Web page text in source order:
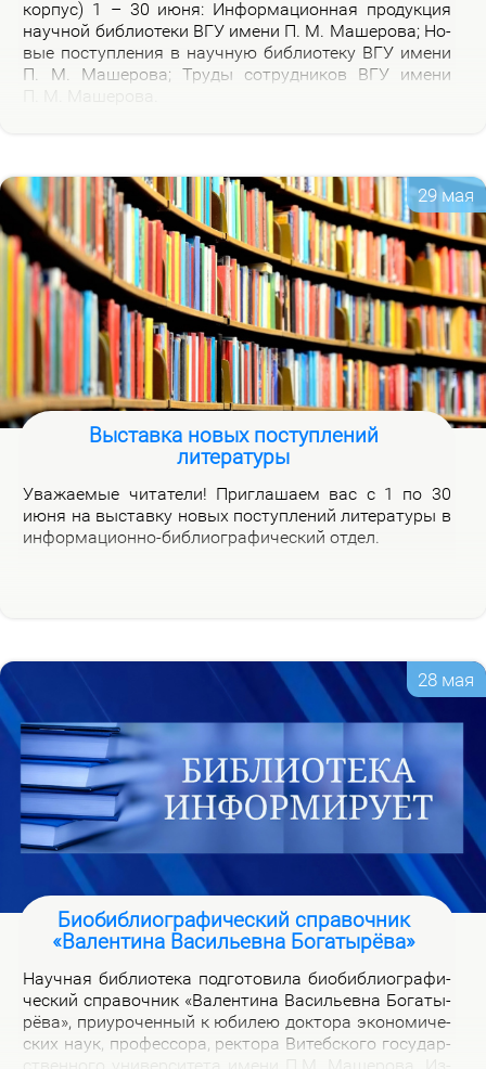
кор­пус) 1 – 30 июня: Ин­фор­ма­ци­он­ная про­дук­ция
на­уч­ной биб­лио­те­ки ВГУ име­ни П. М. Ма­ше­ро­ва; Но­
вые по­ступ­ле­ния в на­уч­ную биб­лио­те­ку ВГУ име­ни
П. М. Ма­ше­ро­ва; Тру­ды со­труд­ни­ков ВГУ име­ни
29 мая
Выставка новых поступлений
литературы
Ува­жа­е­мые чи­та­те­ли! При­гла­ша­ем вас с 1 по 30
июня на вы­став­ку но­вых по­ступ­ле­ний ли­те­ра­ту­ры в
ин­фор­ма­ци­он­но-биб­лио­гра­фи­че­ский от­дел.
28 мая
Биобиблиографический справочник
«Валентина Васильевна Богатырёва»
На­уч­ная биб­лио­те­ка под­го­то­ви­ла био­биб­лио­гра­фи­
че­ский спра­воч­ник «Ва­лен­ти­на Ва­си­льев­на Бо­га­ты­
рё­ва», при­уро­чен­ный к юби­лею док­то­ра эко­но­ми­че­
ских на­ук, про­фес­со­ра, рек­то­ра Ви­теб­ско­го го­судар­